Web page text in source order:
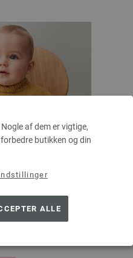
af dem er vigtige,
butikken og din
ALLE